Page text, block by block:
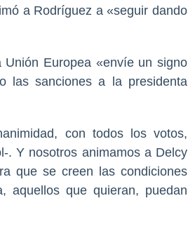
a Rodríguez a «seguir dando
Europea «envíe un signo
las sanciones a la presidenta
con todos los votos,
. Y nosotros animamos a Delcy
que se creen las condiciones
aquellos que quieran, puedan